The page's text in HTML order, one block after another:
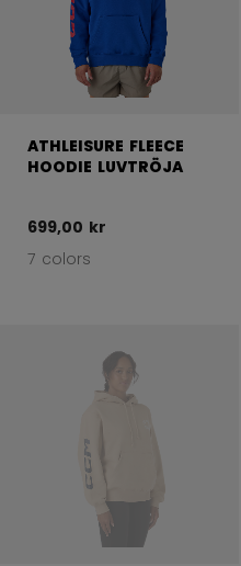
ATHLEISURE FLEECE
HOODIE LUVTRÖJA
699,00 kr
7 colors